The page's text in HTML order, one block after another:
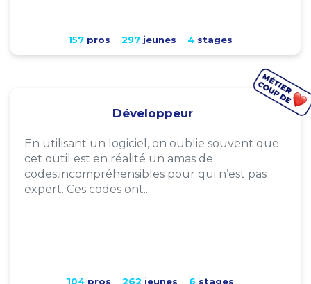
157pros 297jeunes 4stages
Développeur
En utilisant un logiciel, on oublie souvent que
cet outil est en réalité un amas de
codes,incompréhensibles pour qui n’est pas
expert. Ces codes ont...
104pros 262 jeunes 6 stages